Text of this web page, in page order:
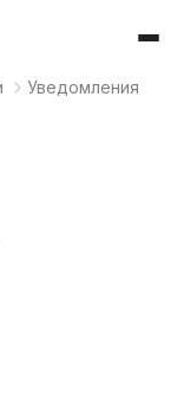
Уведомления